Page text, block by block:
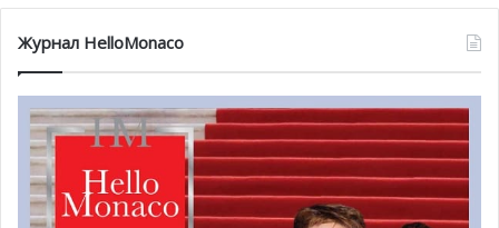
опасных моментов, так что «красно-белые» спокойно
прервать череду поражений. «Монако» пока что
вернулся на 2-е место в турнирной таблице в ожидании
результатов «Олимпика» и «Лиона». «Красно-белые»
стали немного увереннее в себе. Хорошее начало очень
Журнал HelloMonaco